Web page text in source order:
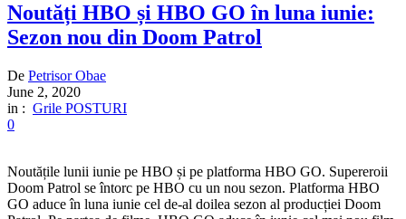
Noutăți HBO și HBO GO în luna iunie:
Sezon nou din Doom Patrol
De Petrisor Obae
June 2, 2020
in : Grile POSTURI
0
Noutățile lunii iunie pe HBO și pe platforma HBO GO. Supereroii
Doom Patrol se întorc pe HBO cu un nou sezon. Platforma HBO
GO aduce în luna iunie cel de-al doilea sezon al producției Doom